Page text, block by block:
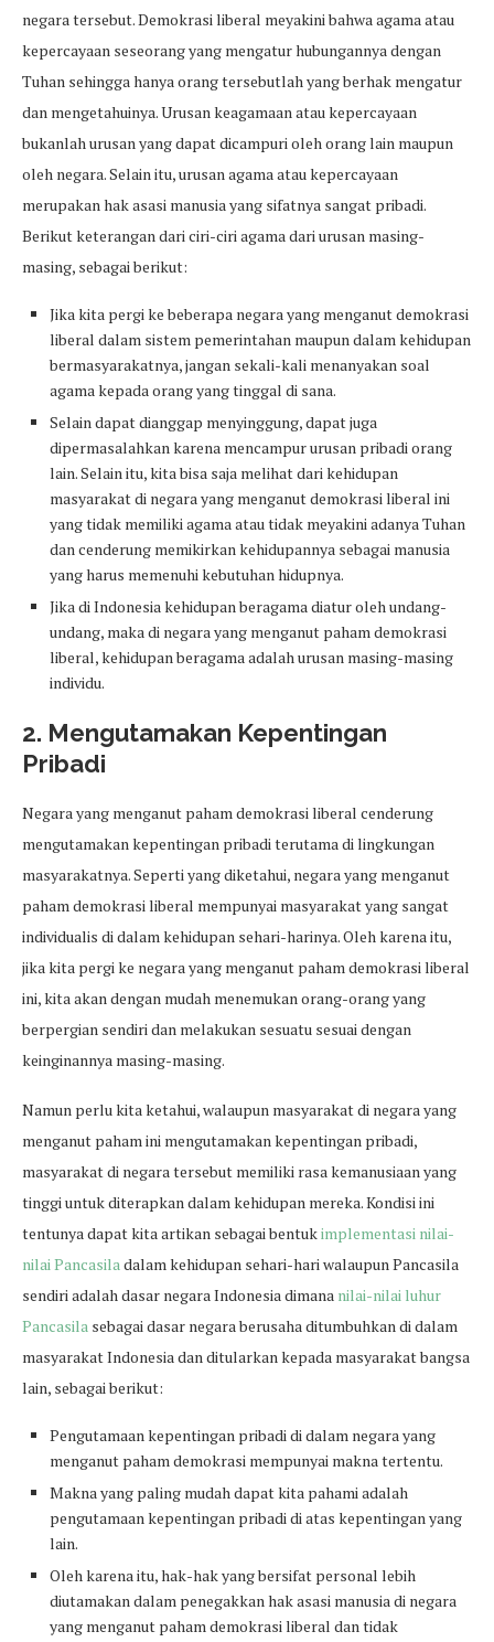
negara tersebut. Demokrasi liberal meyakini bahwa agama atau
kepercayaan seseorang yang mengatur hubungannya dengan
Tuhan sehingga hanya orang tersebutlah yang berhak mengatur
dan mengetahuinya. Urusan keagamaan atau kepercayaan
bukanlah urusan yang dapat dicampuri oleh orang lain maupun
oleh negara. Selain itu, urusan agama atau kepercayaan
merupakan hak asasi manusia yang sifatnya sangat pribadi.
Berikut keterangan dari ciri-ciri agama dari urusan masing-
masing, sebagai berikut:
Jika kita pergi ke beberapa negara yang menganut demokrasi
liberal dalam sistem pemerintahan maupun dalam kehidupan
bermasyarakatnya, jangan sekali-kali menanyakan soal
agama kepada orang yang tinggal di sana.
Selain dapat dianggap menyinggung, dapat juga
dipermasalahkan karena mencampur urusan pribadi orang
lain. Selain itu, kita bisa saja melihat dari kehidupan
masyarakat di negara yang menganut demokrasi liberal ini
yang tidak memiliki agama atau tidak meyakini adanya Tuhan
dan cenderung memikirkan kehidupannya sebagai manusia
yang harus memenuhi kebutuhan hidupnya.
Jika di Indonesia kehidupan beragama diatur oleh undang-
undang, maka di negara yang menganut paham demokrasi
liberal, kehidupan beragama adalah urusan masing-masing
individu.
2. Mengutamakan Kepentingan
Pribadi
Negara yang menganut paham demokrasi liberal cenderung
mengutamakan kepentingan pribadi terutama di lingkungan
masyarakatnya. Seperti yang diketahui, negara yang menganut
paham demokrasi liberal mempunyai masyarakat yang sangat
individualis di dalam kehidupan sehari-harinya. Oleh karena itu,
jika kita pergi ke negara yang menganut paham demokrasi liberal
ini, kita akan dengan mudah menemukan orang-orang yang
berpergian sendiri dan melakukan sesuatu sesuai dengan
keinginannya masing-masing.
Namun perlu kita ketahui, walaupun masyarakat di negara yang
menganut paham ini mengutamakan kepentingan pribadi,
masyarakat di negara tersebut memiliki rasa kemanusiaan yang
tinggi untuk diterapkan dalam kehidupan mereka. Kondisi ini
tentunya dapat kita artikan sebagai bentukimplementasi nilai-
nilai Pancasiladalam kehidupan sehari-hari walaupun Pancasila
sendiri adalah dasar negara Indonesia dimana nilai-nilai luhur
Pancasila sebagai dasar negara berusaha ditumbuhkan di dalam
masyarakat Indonesia dan ditularkan kepada masyarakat bangsa
lain, sebagai berikut:
Pengutamaan kepentingan pribadi di dalam negara yang
menganut paham demokrasi mempunyai makna tertentu.
Makna yang paling mudah dapat kita pahami adalah
pengutamaan kepentingan pribadi di atas kepentingan yang
lain.
Oleh karena itu, hak-hak yang bersifat personal lebih
diutamakan dalam penegakkan hak asasi manusia di negara
yang menganut paham demokrasi liberal dan tidak